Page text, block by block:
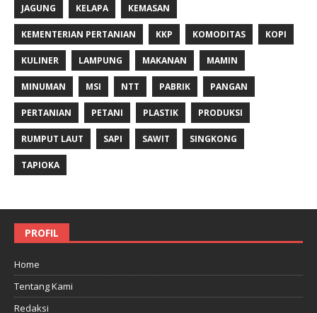
JAGUNG KELAPA KEMASAN
KEMENTERIAN PERTANIAN KKP KOMODITAS KOPI
KULINER LAMPUNG MAKANAN MAMIN
MINUMAN MSI NTT PABRIK PANGAN
PERTANIAN PETANI PLASTIK PRODUKSI
RUMPUT LAUT SAPI SAWIT SINGKONG
TAPIOKA
PROFIL
Home
Tentang Kami
Redaksi